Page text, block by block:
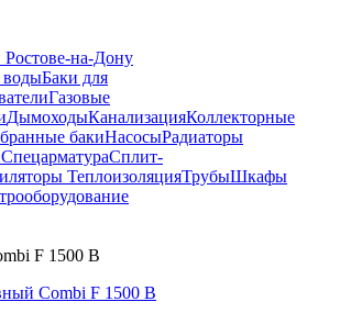
Ростове-на-Дону
водыБаки для
Газовые
ДымоходыКанализацияКоллекторные
бакиНасосыРадиаторы
СпецарматураСплит-
ТеплоизоляцияТрубыШкафы
F 1500 B